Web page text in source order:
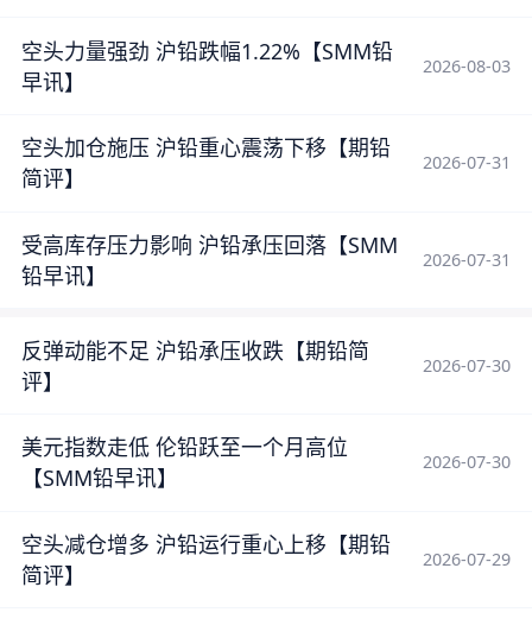
空头力量强劲 沪铅跌幅1.22%【SMM铅
早讯】
2026-08-03
空头加仓施压 沪铅重心震荡下移【期铅
简评】
2026-07-31
受高库存压力影响 沪铅承压回落【SMM
铅早讯】
2026-07-31
反弹动能不足 沪铅承压收跌【期铅简
评】
2026-07-30
美元指数走低 伦铅跃至一个月高位
【SMM铅早讯】
2026-07-30
空头减仓增多 沪铅运行重心上移【期铅
简评】
2026-07-29